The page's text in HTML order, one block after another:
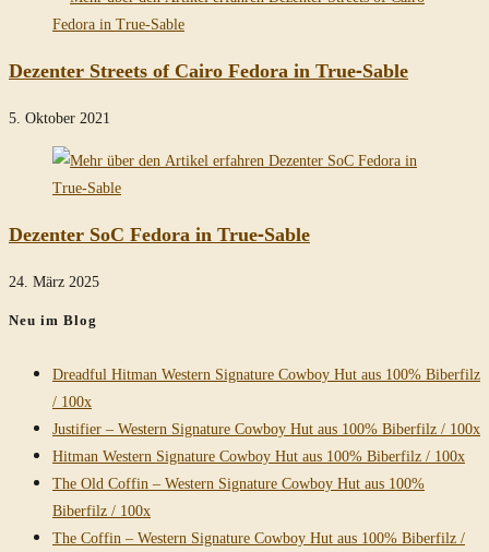
Dezenter Streets of Cairo Fedora in True-Sable
5. Oktober 2021
Dezenter SoC Fedora in True-Sable
24. März 2025
Neu im Blog
Dreadful Hitman Western Signature Cowboy Hut aus 100% Biberfilz
/ 100x
Justifier – Western Signature Cowboy Hut aus 100% Biberfilz / 100x
Hitman Western Signature Cowboy Hut aus 100% Biberfilz / 100x
The Old Coffin – Western Signature Cowboy Hut aus 100%
Biberfilz / 100x
The Coffin – Western Signature Cowboy Hut aus 100% Biberfilz /